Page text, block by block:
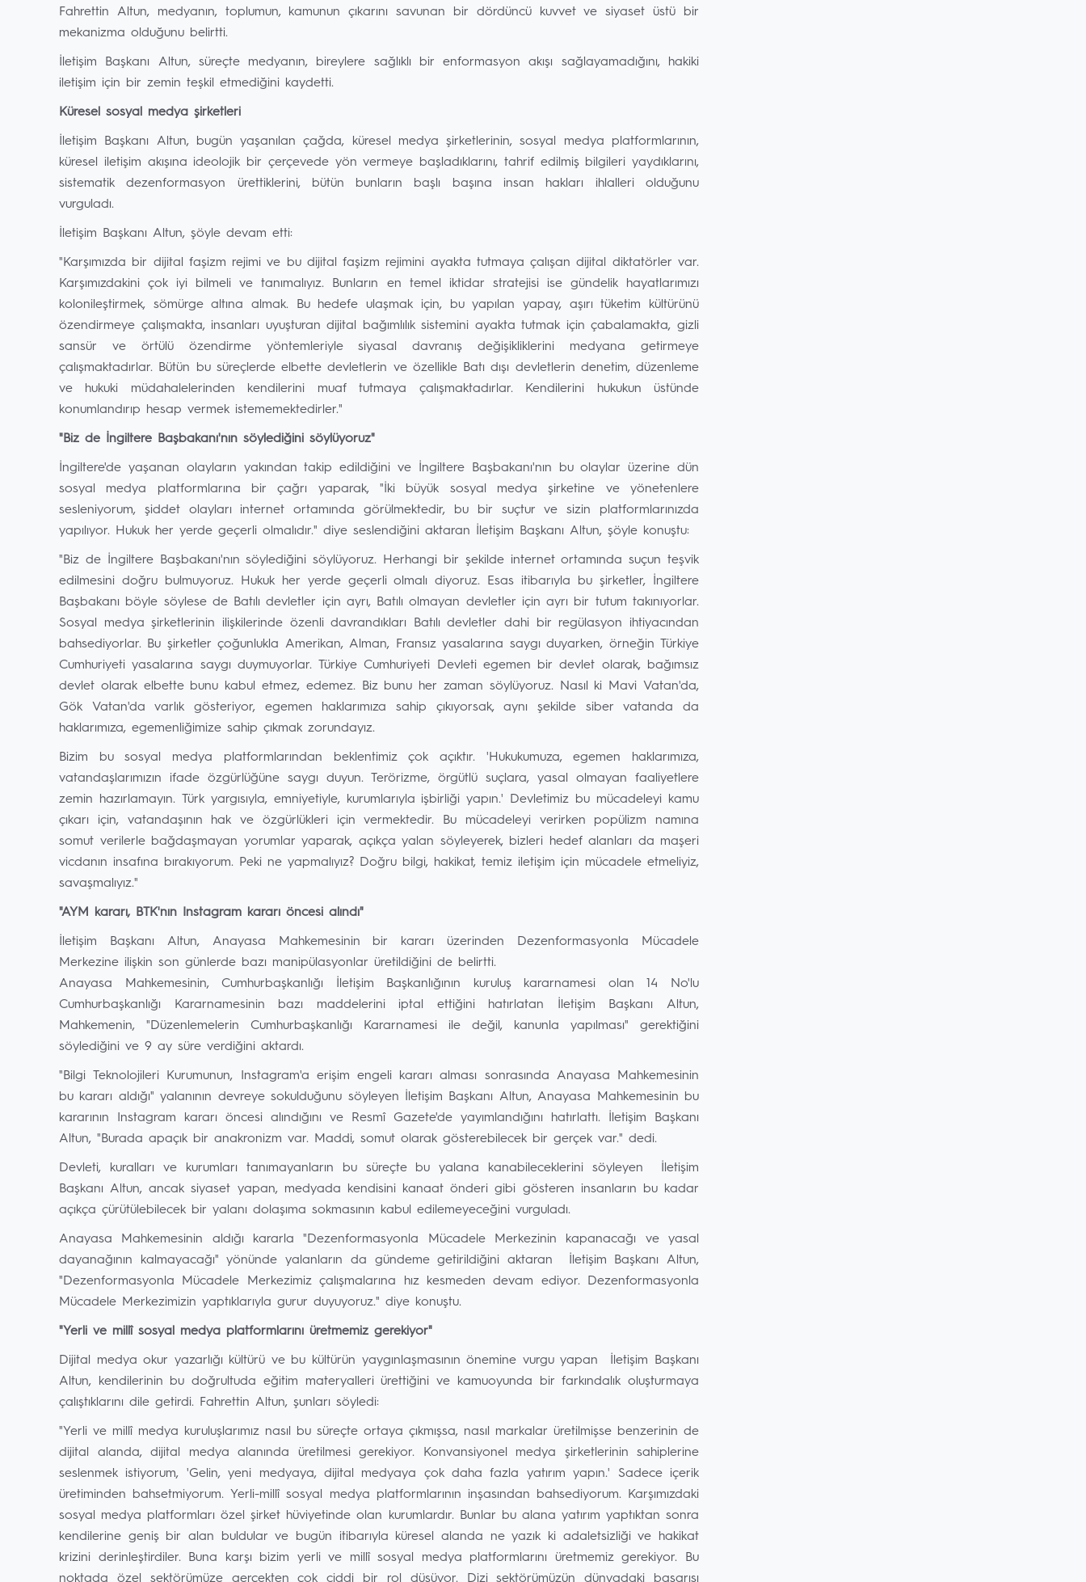
Fahrettin Altun, medyanın, toplumun, kamunun çıkarını savunan bir dördüncü kuvvet ve siyaset üstü bir
mekanizma olduğunu belirtti.
İletişim Başkanı Altun, süreçte medyanın, bireylere sağlıklı bir enformasyon akışı sağlayamadığını, hakiki
iletişim için bir zemin teşkil etmediğini kaydetti.
Küresel sosyal medya şirketleri
İletişim Başkanı Altun, bugün yaşanılan çağda, küresel medya şirketlerinin, sosyal medya platformlarının,
küresel iletişim akışına ideolojik bir çerçevede yön vermeye başladıklarını, tahrif edilmiş bilgileri yaydıklarını,
sistematik dezenformasyon ürettiklerini, bütün bunların başlı başına insan hakları ihlalleri olduğunu
vurguladı.
İletişim Başkanı Altun, şöyle devam etti:
"Karşımızda bir dijital faşizm rejimi ve bu dijital faşizm rejimini ayakta tutmaya çalışan dijital diktatörler var.
Karşımızdakini çok iyi bilmeli ve tanımalıyız. Bunların en temel iktidar stratejisi ise gündelik hayatlarımızı
kolonileştirmek, sömürge altına almak. Bu hedefe ulaşmak için, bu yapılan yapay, aşırı tüketim kültürünü
özendirmeye çalışmakta, insanları uyuşturan dijital bağımlılık sistemini ayakta tutmak için çabalamakta, gizli
sansür ve örtülü özendirme yöntemleriyle siyasal davranış değişikliklerini medyana getirmeye
çalışmaktadırlar. Bütün bu süreçlerde elbette devletlerin ve özellikle Batı dışı devletlerin denetim, düzenleme
ve hukuki müdahalelerinden kendilerini muaf tutmaya çalışmaktadırlar. Kendilerini hukukun üstünde
konumlandırıp hesap vermek istememektedirler."
"Biz de İngiltere Başbakanı'nın söylediğini söylüyoruz"
İngiltere'de yaşanan olayların yakından takip edildiğini ve İngiltere Başbakanı'nın bu olaylar üzerine dün
sosyal medya platformlarına bir çağrı yaparak, "İki büyük sosyal medya şirketine ve yönetenlere
sesleniyorum, şiddet olayları internet ortamında görülmektedir, bu bir suçtur ve sizin platformlarınızda
yapılıyor. Hukuk her yerde geçerli olmalıdır." diye seslendiğini aktaran İletişim Başkanı Altun, şöyle konuştu:
"Biz de İngiltere Başbakanı'nın söylediğini söylüyoruz. Herhangi bir şekilde internet ortamında suçun teşvik
edilmesini doğru bulmuyoruz. Hukuk her yerde geçerli olmalı diyoruz. Esas itibarıyla bu şirketler, İngiltere
Başbakanı böyle söylese de Batılı devletler için ayrı, Batılı olmayan devletler için ayrı bir tutum takınıyorlar.
Sosyal medya şirketlerinin ilişkilerinde özenli davrandıkları Batılı devletler dahi bir regülasyon ihtiyacından
bahsediyorlar. Bu şirketler çoğunlukla Amerikan, Alman, Fransız yasalarına saygı duyarken, örneğin Türkiye
Cumhuriyeti yasalarına saygı duymuyorlar. Türkiye Cumhuriyeti Devleti egemen bir devlet olarak, bağımsız
devlet olarak elbette bunu kabul etmez, edemez. Biz bunu her zaman söylüyoruz. Nasıl ki Mavi Vatan'da,
Gök Vatan'da varlık gösteriyor, egemen haklarımıza sahip çıkıyorsak, aynı şekilde siber vatanda da
haklarımıza, egemenliğimize sahip çıkmak zorundayız.
Bizim bu sosyal medya platformlarından beklentimiz çok açıktır. 'Hukukumuza, egemen haklarımıza,
vatandaşlarımızın ifade özgürlüğüne saygı duyun. Terörizme, örgütlü suçlara, yasal olmayan faaliyetlere
zemin hazırlamayın. Türk yargısıyla, emniyetiyle, kurumlarıyla işbirliği yapın.' Devletimiz bu mücadeleyi kamu
çıkarı için, vatandaşının hak ve özgürlükleri için vermektedir. Bu mücadeleyi verirken popülizm namına
somut verilerle bağdaşmayan yorumlar yaparak, açıkça yalan söyleyerek, bizleri hedef alanları da maşeri
vicdanın insafına bırakıyorum. Peki ne yapmalıyız? Doğru bilgi, hakikat, temiz iletişim için mücadele etmeliyiz,
savaşmalıyız."
"AYM kararı, BTK'nın Instagram kararı öncesi alındı"
İletişim Başkanı Altun, Anayasa Mahkemesinin bir kararı üzerinden Dezenformasyonla Mücadele
Merkezine ilişkin son günlerde bazı manipülasyonlar üretildiğini de belirtti.
Anayasa Mahkemesinin, Cumhurbaşkanlığı İletişim Başkanlığının kuruluş kararnamesi olan 14 No'lu
Cumhurbaşkanlığı Kararnamesinin bazı maddelerini iptal ettiğini hatırlatan İletişim Başkanı Altun,
Mahkemenin, "Düzenlemelerin Cumhurbaşkanlığı Kararnamesi ile değil, kanunla yapılması" gerektiğini
söylediğini ve 9 ay süre verdiğini aktardı.
"Bilgi Teknolojileri Kurumunun, Instagram'a erişim engeli kararı alması sonrasında Anayasa Mahkemesinin
bu kararı aldığı" yalanının devreye sokulduğunu söyleyen İletişim Başkanı Altun, Anayasa Mahkemesinin bu
kararının Instagram kararı öncesi alındığını ve Resmî Gazete'de yayımlandığını hatırlattı. İletişim Başkanı
Altun, "Burada apaçık bir anakronizm var. Maddi, somut olarak gösterebilecek bir gerçek var." dedi.
Devleti, kuralları ve kurumları tanımayanların bu süreçte bu yalana kanabileceklerini söyleyen İletişim
Başkanı Altun, ancak siyaset yapan, medyada kendisini kanaat önderi gibi gösteren insanların bu kadar
açıkça çürütülebilecek bir yalanı dolaşıma sokmasının kabul edilemeyeceğini vurguladı.
Anayasa Mahkemesinin aldığı kararla "Dezenformasyonla Mücadele Merkezinin kapanacağı ve yasal
dayanağının kalmayacağı" yönünde yalanların da gündeme getirildiğini aktaran İletişim Başkanı Altun,
"Dezenformasyonla Mücadele Merkezimiz çalışmalarına hız kesmeden devam ediyor. Dezenformasyonla
Mücadele Merkezimizin yaptıklarıyla gurur duyuyoruz." diye konuştu.
"Yerli ve millî sosyal medya platformlarını üretmemiz gerekiyor"
Dijital medya okur yazarlığı kültürü ve bu kültürün yaygınlaşmasının önemine vurgu yapan İletişim Başkanı
Altun, kendilerinin bu doğrultuda eğitim materyalleri ürettiğini ve kamuoyunda bir farkındalık oluşturmaya
çalıştıklarını dile getirdi. Fahrettin Altun, şunları söyledi:
"Yerli ve millî medya kuruluşlarımız nasıl bu süreçte ortaya çıkmışsa, nasıl markalar üretilmişse benzerinin de
dijital alanda, dijital medya alanında üretilmesi gerekiyor. Konvansiyonel medya şirketlerinin sahiplerine
seslenmek istiyorum, 'Gelin, yeni medyaya, dijital medyaya çok daha fazla yatırım yapın.' Sadece içerik
üretiminden bahsetmiyorum. Yerli-millî sosyal medya platformlarının inşasından bahsediyorum. Karşımızdaki
sosyal medya platformları özel şirket hüviyetinde olan kurumlardır. Bunlar bu alana yatırım yaptıktan sonra
kendilerine geniş bir alan buldular ve bugün itibarıyla küresel alanda ne yazık ki adaletsizliği ve hakikat
krizini derinleştirdiler. Buna karşı bizim yerli ve millî sosyal medya platformlarını üretmemiz gerekiyor. Bu
noktada özel sektörümüze gerçekten çok ciddi bir rol düşüyor. Dizi sektörümüzün dünyadaki başarısı